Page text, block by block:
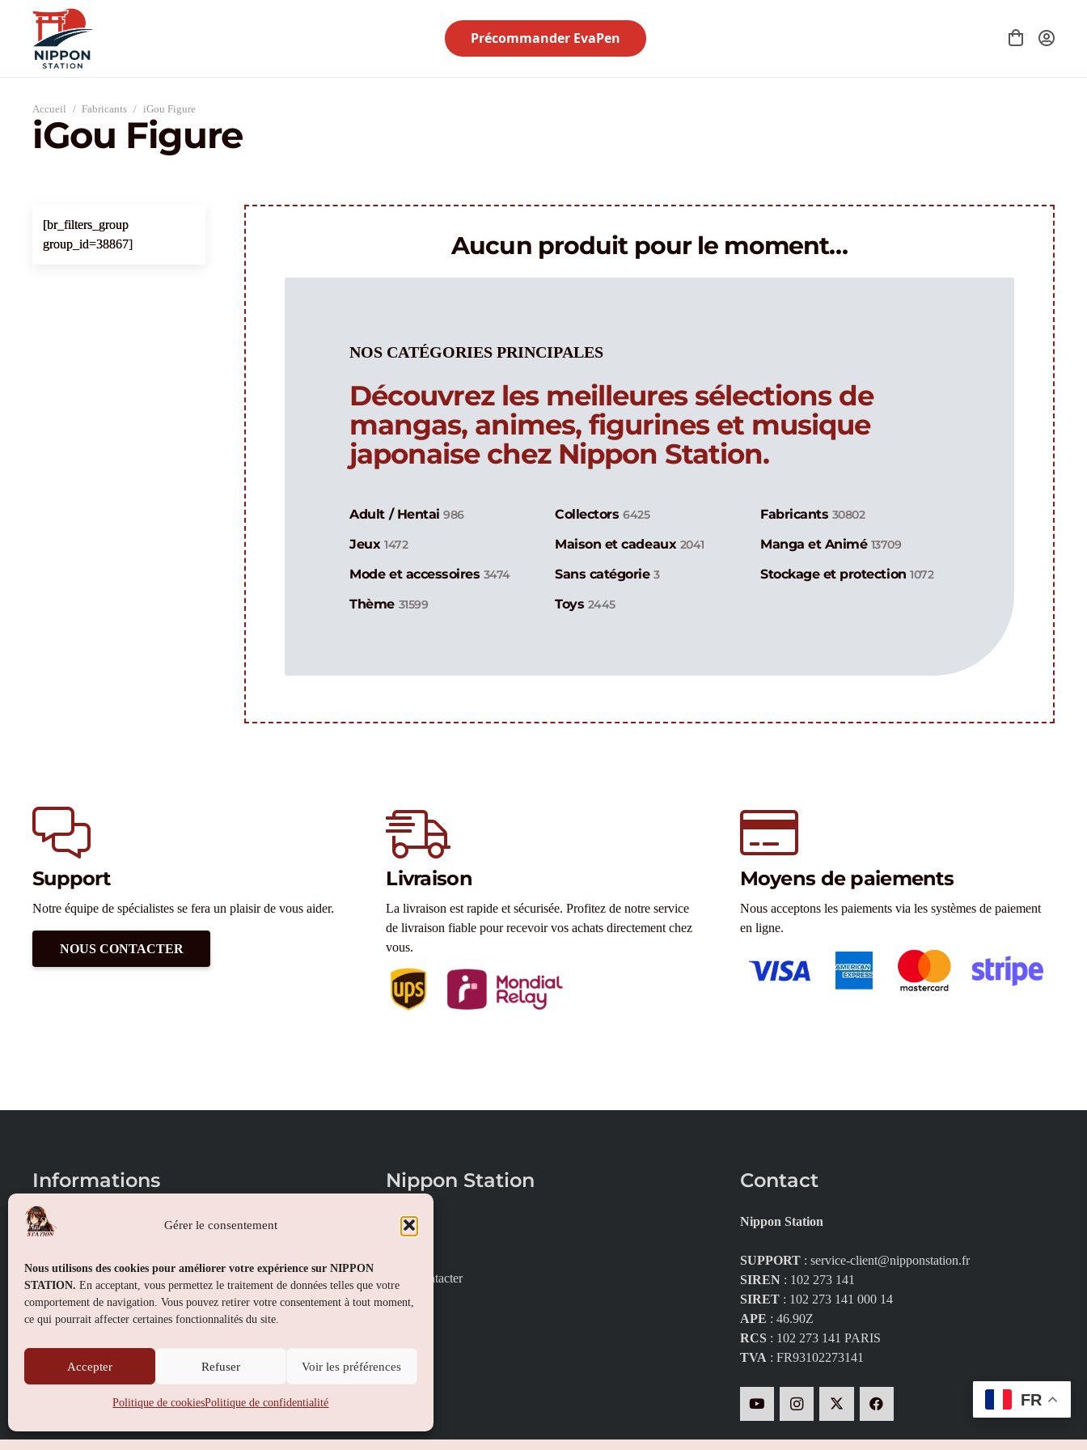
Gérer le consentement
Nous utilisons des cookies pour améliorer votre expérience sur NIPPON
STATION. En acceptant, vous permettez le traitement de données telles que votre
comportement de navigation. Vous pouvez retirer votre consentement à tout moment,
ce qui pourrait affecter certaines fonctionnalités du site.
Accepter Refuser Voir les préférences
Politique de cookiesPolitique de confidentialité
Précommander EvaPen
Accueil / Fabricants / iGou Figure
iGou Figure
[br_filters_group
group_id=38867]
Aucun produit pour le moment…
NOS CATÉGORIES PRINCIPALES
Découvrez les meilleures sélections de
mangas, animes, figurines et musique
japonaise chez Nippon Station.
Adult / Hentai986 Collectors 6425 Fabricants 30802
Jeux 1472 Maison et cadeaux 2041 Manga et Animé 13709
Mode et accessoires 3474 Sans catégorie3 Stockage et protection1072
Thème 31599 Toys 2445
Support
Notre équipe de spécialistes se fera un plaisir de vous aider.
NOUS CONTACTER
Livraison
La livraison est rapide et sécurisée. Profitez de notre service
de livraison fiable pour recevoir vos achats directement chez
vous.
Moyens de paiements
Nous acceptons les paiements via les systèmes de paiement
en ligne.
Informations
Conditions générales de vente
Politique de confidentialité
Politique de cookies (UE)
Nippon Station
À propos
Nous contacter
Contact
Nippon Station
SUPPORT: service-client@nipponstation.fr
SIREN: 102 273 141
SIRET: 102 273 141 000 14
APE : 46.90Z
RCS: 102 273 141 PARIS
TVA: FR93102273141
FR